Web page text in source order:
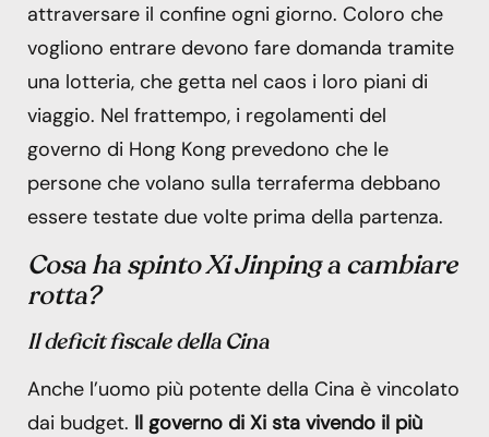
attraversare il confine ogni giorno. Coloro che
vogliono entrare devono fare domanda tramite
una lotteria, che getta nel caos i loro piani di
viaggio. Nel frattempo, i regolamenti del
governo di Hong Kong prevedono che le
persone che volano sulla terraferma debbano
essere testate due volte prima della partenza.
Cosa ha spinto Xi Jinping a cambiare
rotta?
Il deficit fiscale della Cina
Anche l’uomo più potente della Cina è vincolato
dai budget. Il governo di Xi sta vivendo il più